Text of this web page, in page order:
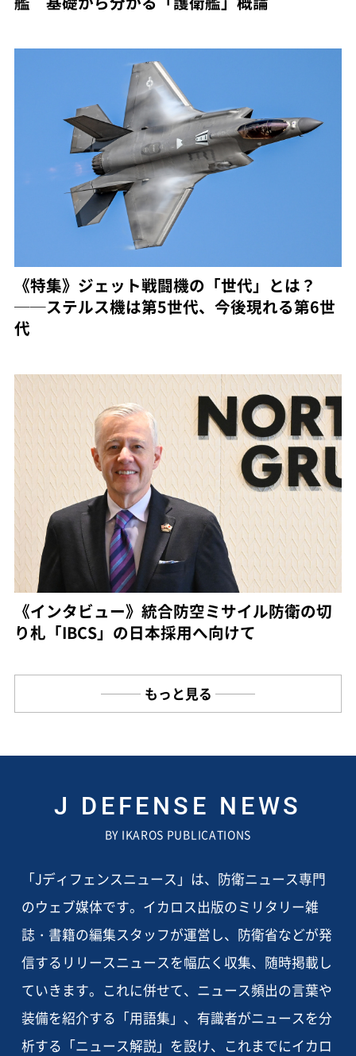
《特集》ジェット戦闘機の「世代」とは？
──ステルス機は第5世代、今後現れる第6世
代
《インタビュー》統合防空ミサイル防衛の切
り札「IBCS」の日本採用へ向けて
もっと見る
J DEFENSE NEWS
BY IKAROS PUBLICATIONS
「Jディフェンスニュース」は、防衛ニュース専門
のウェブ媒体です。イカロス出版のミリタリー雑
誌・書籍の編集スタッフが運営し、防衛省などが発
信するリリースニュースを幅広く収集、随時掲載し
ていきます。これに併せて、ニュース頻出の言葉や
装備を紹介する「用語集」、有識者がニュースを分
析する「ニュース解説」を設け、これまでにイカロ